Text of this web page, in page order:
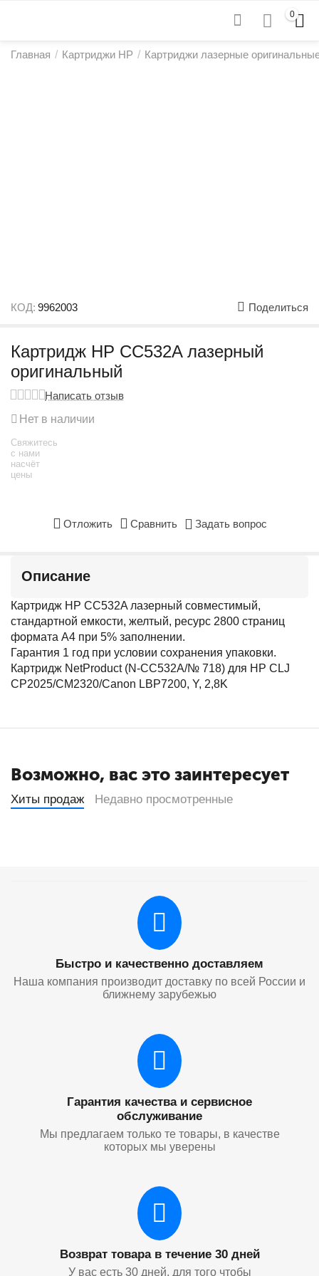
0
Главная / Картриджи HP / Картриджи лазерные
КОД: 9962003 Поделиться
Картридж HP CC532A лазерный
оригинальный
Написать отзыв
Нет в наличии
Свяжитесь
с нами
насчёт
цены
Отложить Сравнить Задать вопрос
Описание
Картридж HP CC532A лазерный совместимый,
стандартной емкости, желтый, ресурс 2800 страниц
формата А4 при 5% заполнении.
Гарантия 1 год при условии сохранения упаковки.
Картридж NetProduct (N-CC532A/№ 718) для HP CLJ
CP2025/CM2320/Canon LBP7200, Y, 2,8K
Возможно, вас это заинтересует
Хиты продаж Недавно просмотренные
Быстро и качественно доставляем
Наша компания производит доставку по всей России и
ближнему зарубежью
Гарантия качества и сервисное
обслуживание
Мы предлагаем только те товары, в качестве
которых мы уверены
Возврат товара в течение 30 дней
У вас есть 30 дней, для того чтобы